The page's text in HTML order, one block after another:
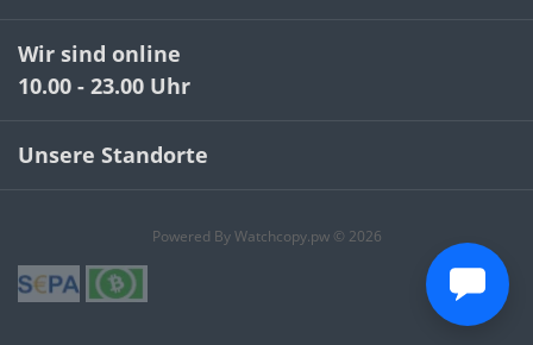
Wir sind online
10.00 - 23.00 Uhr
Unsere Standorte
Powered By Watchcopy.pw © 2026